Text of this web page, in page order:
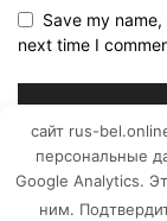
Save my
next time I
сайт rus-
персональные
Google Analytics.
ним.